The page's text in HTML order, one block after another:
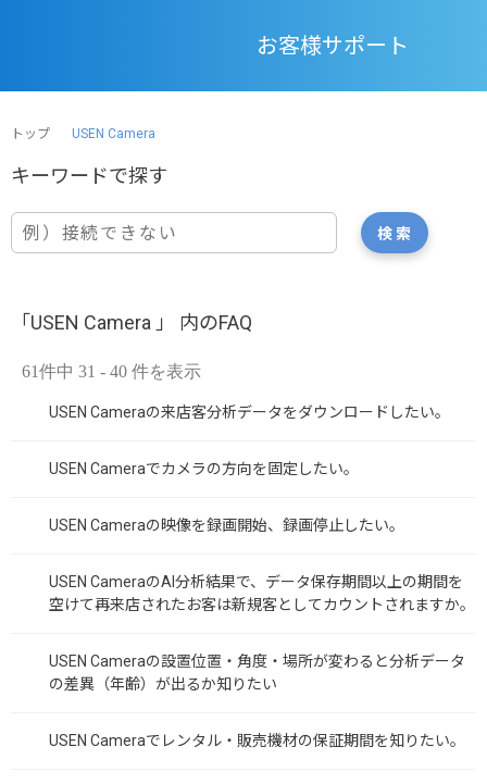
お客様サポート
トップ USEN Camera
「USEN Camera 」 内のFAQ
61件中 31 - 40 件を表示
USEN Cameraの来店客分析データをダウンロードしたい。
USEN Cameraでカメラの方向を固定したい。
USEN Cameraの映像を録画開始、録画停止したい。
USEN CameraのAI分析結果で、データ保存期間以上の期間を
空けて再来店されたお客は新規客としてカウントされますか。
USEN Cameraの設置位置・角度・場所が変わると分析データ
の差異（年齢）が出るか知りたい
USEN Cameraでレンタル・販売機材の保証期間を知りたい。